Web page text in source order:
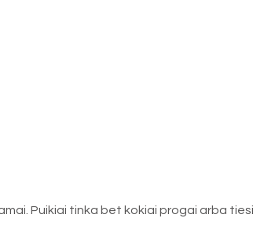
Puikiai tinka bet kokiai progai arba